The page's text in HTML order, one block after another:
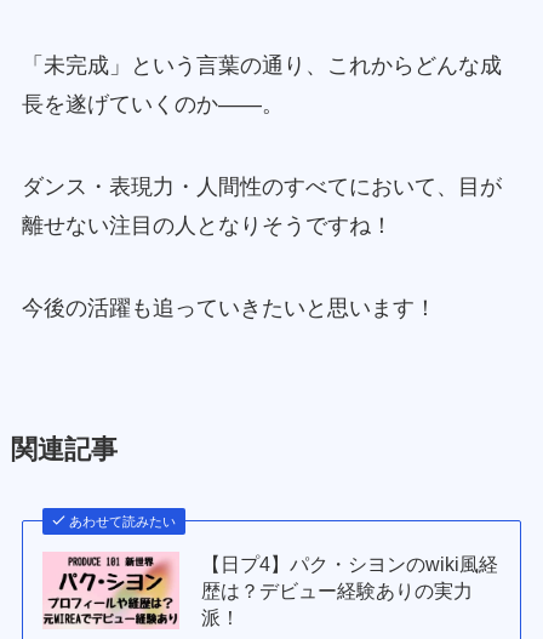
「未完成」という言葉の通り、これからどんな成
長を遂げていくのか――。
ダンス・表現力・人間性のすべてにおいて、目が
離せない注目の人となりそうですね！
今後の活躍も追っていきたいと思います！
関連記事
あわせて読みたい
【日プ4】パク・シヨンのwiki風経
歴は？デビュー経験ありの実力
派！